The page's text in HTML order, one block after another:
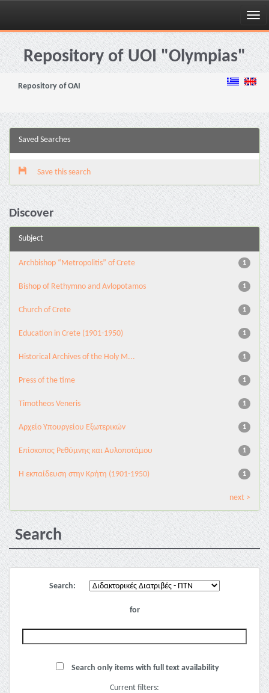
Skip
navigationRepository of UOI "Olympias"
Repository of OAI
Saved Searches
Save this search
Discover
Subject
1
Archbishop “Metropolitis” of Crete
1
Bishop of Rethymno and Avlopotamos
1
Church of Crete
1
Education in Crete (1901-1950)
1
Historical Archives of the Holy M...
1
Press of the time
1
Timotheos Veneris
1
Αρχείο Υπουργείου Εξωτερικών
1
Επίσκοπος Ρεθύμνης και Αυλοποτάμου
1
Η εκπαίδευση στην Κρήτη (1901-1950)
next >
Search
Search:
for
Search only items with full text availability
Current filters: